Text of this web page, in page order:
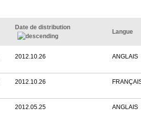
Date de distribution
Langue
2012.10.26 ANGLAIS
2012.10.26
2012.05.25 ANGLAIS